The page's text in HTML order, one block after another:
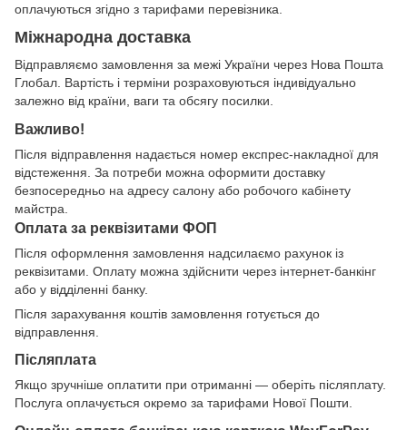
оплачуються згідно з тарифами перевізника.
Міжнародна доставка
Відправляємо замовлення за межі України через Нова Пошта
Глобал. Вартість і терміни розраховуються індивідуально
залежно від країни, ваги та обсягу посилки.
Важливо!
Після відправлення надається номер експрес-накладної для
відстеження. За потреби можна оформити доставку
безпосередньо на адресу салону або робочого кабінету
майстра.
Оплата за реквізитами ФОП
Після оформлення замовлення надсилаємо рахунок із
реквізитами. Оплату можна здійснити через інтернет-банкінг
або у відділенні банку.
Після зарахування коштів замовлення готується до
відправлення.
Післяплата
Якщо зручніше оплатити при отриманні — оберіть післяплату.
Послуга оплачується окремо за тарифами Нової Пошти.